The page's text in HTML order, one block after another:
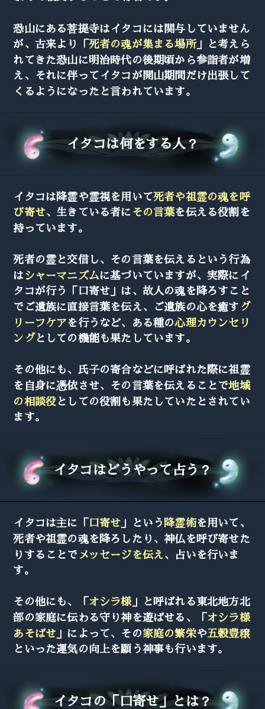
恐山にある菩提寺はイタコには関与していません
が、古来より「死者の魂が集まる場所」と考えら
れてきた恐山に明治時代の後期頃から参詣者が増
え、それに伴ってイタコが開山期間だけ出張して
くるようになったと言われています。
イタコは何をする人？
イタコは降霊や霊視を用いて死者や祖霊の魂を呼
び寄せ、生きている者にその言葉を伝える役割を
持っています。
死者の霊と交信し、その言葉を伝えるという行為
はシャーマニズムに基づいていますが、実際にイ
タコが行う「口寄せ」は、故人の魂を降ろすこと
でご遺族に直接言葉を伝え、ご遺族の心を癒すグ
リーフケアを行うなど、ある種の心理カウンセリ
ングとしての機能も果たしています。
その他にも、氏子の寄合などに呼ばれた際に祖霊
を自身に憑依させ、その言葉を伝えることで地域
の相談役としての役割も果たしていたとされてい
ます。
イタコはどうやって占う？
イタコは主に「口寄せ 」という降霊術を用いて、
死者や祖霊の魂を降ろしたり、神仏を呼び寄せた
りすることでメッセージを伝え、占いを行いま
す。
その他にも、「オシラ様」と呼ばれる東北地方北
部の家庭に伝わる守り神を遊ばせる、「オシラ様
あそばせ 」によって、その家庭の繁栄や五穀豊穣
といった運気の向上を願う神事も行います。
イタコの「口寄せ」とは？